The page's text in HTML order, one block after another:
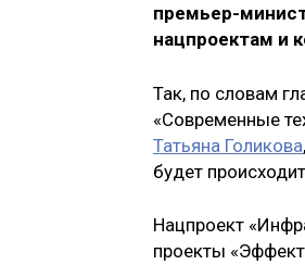
премьер-
нацпроектам и
Так, по словам
«Современные
Татьяна Голикова
будет
Нацпроект
проекты